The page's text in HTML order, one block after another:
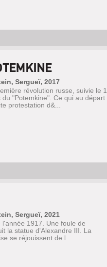
Sergueï, 2017
révolution russe, suivie le
"Potemkine". Ce qui au départ
protestation d&...
Sergueï, 2021
1917. Une foule de
la statue d'Alexandre III. La
se réjouissent de l...